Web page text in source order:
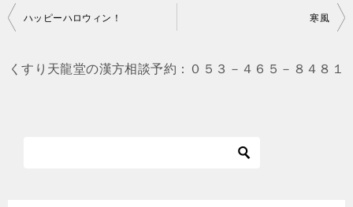
投
ナ
ハッピーハロウィン！ 寒風
くすり天龍堂の漢方相談予約：０５３－４６５－８４８１